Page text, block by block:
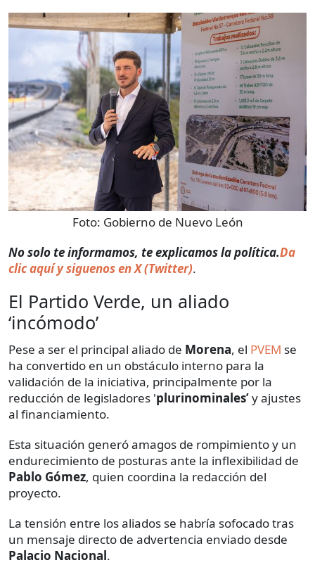
Foto: Gobierno de Nuevo León
No solo te informamos, te explicamos la política.Da
clic aquí y siguenos en X (Twitter).
El Partido Verde, un aliado
‘incómodo’
Pese a ser el principal aliado de Morena, el PVEM se
ha convertido en un obstáculo interno para la
validación de la iniciativa, principalmente por la
reducción de legisladores 'plurinominales’y ajustes
al financiamiento.
Esta situación generó amagos de rompimiento y un
endurecimiento de posturas ante la inflexibilidad de
Pablo Gómez, quien coordina la redacción del
proyecto.
La tensión entre los aliados se habría sofocado tras
un mensaje directo de advertencia enviado desde
Palacio Nacional.